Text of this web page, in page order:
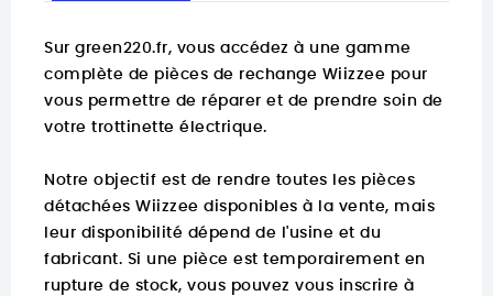
Sur green220.fr, vous accédez à une gamme
complète de pièces de rechange Wiizzee pour
vous permettre de réparer et de prendre soin de
votre trottinette électrique.
Notre objectif est de rendre toutes les pièces
détachées Wiizzee disponibles à la vente, mais
leur disponibilité dépend de l'usine et du
fabricant. Si une pièce est temporairement en
rupture de stock, vous pouvez vous inscrire à